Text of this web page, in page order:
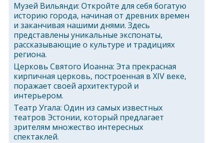
Музей Вильянди: Откройте для себя богатую
историю города, начиная от древних времен
и заканчивая нашими днями. Здесь
представлены уникальные экспонаты,
рассказывающие о культуре и традициях
региона.
Церковь Святого Иоанна: Эта прекрасная
кирпичная церковь, построенная в XIV веке,
поражает своей архитектурой и
интерьером.
Театр Угала: Один из самых известных
театров Эстонии, который предлагает
зрителям множество интересных
спектаклей.